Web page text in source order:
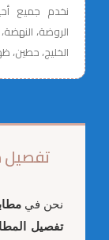
نخدم جميع
الروضة،
الخليج، حطين،
تفصيل
نحن في
تفصيل